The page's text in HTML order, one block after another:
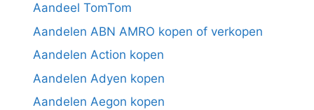
Aandeel TomTom
Aandelen ABN AMRO kopen of verkopen
Aandelen Action kopen
Aandelen Adyen kopen
Aandelen Aegon kopen